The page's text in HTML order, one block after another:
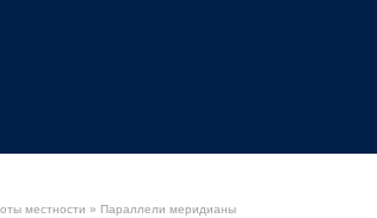
местности » Параллели меридианы